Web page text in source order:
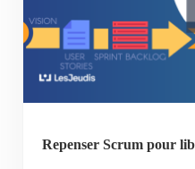
Repenser Scrum pour